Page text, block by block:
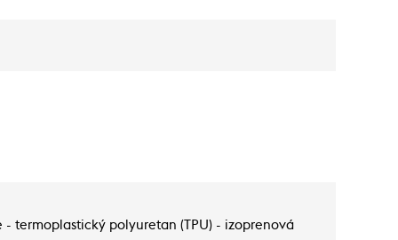
- termoplastický polyuretan (TPU) - izoprenová